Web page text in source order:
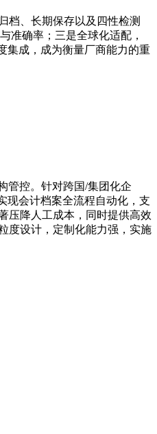
档、长期保存以及四性检测
准确率；三是全球化适配，
集成，成为衡量厂商能力的重
管控。针对跨国/集团化企
现会计档案全流程自动化，支
压降人工成本，同时提供高效
度设计，定制化能力强，实施